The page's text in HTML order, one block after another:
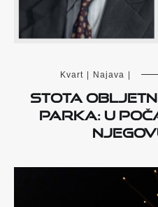
Kvart Najava
Stota
parka: U